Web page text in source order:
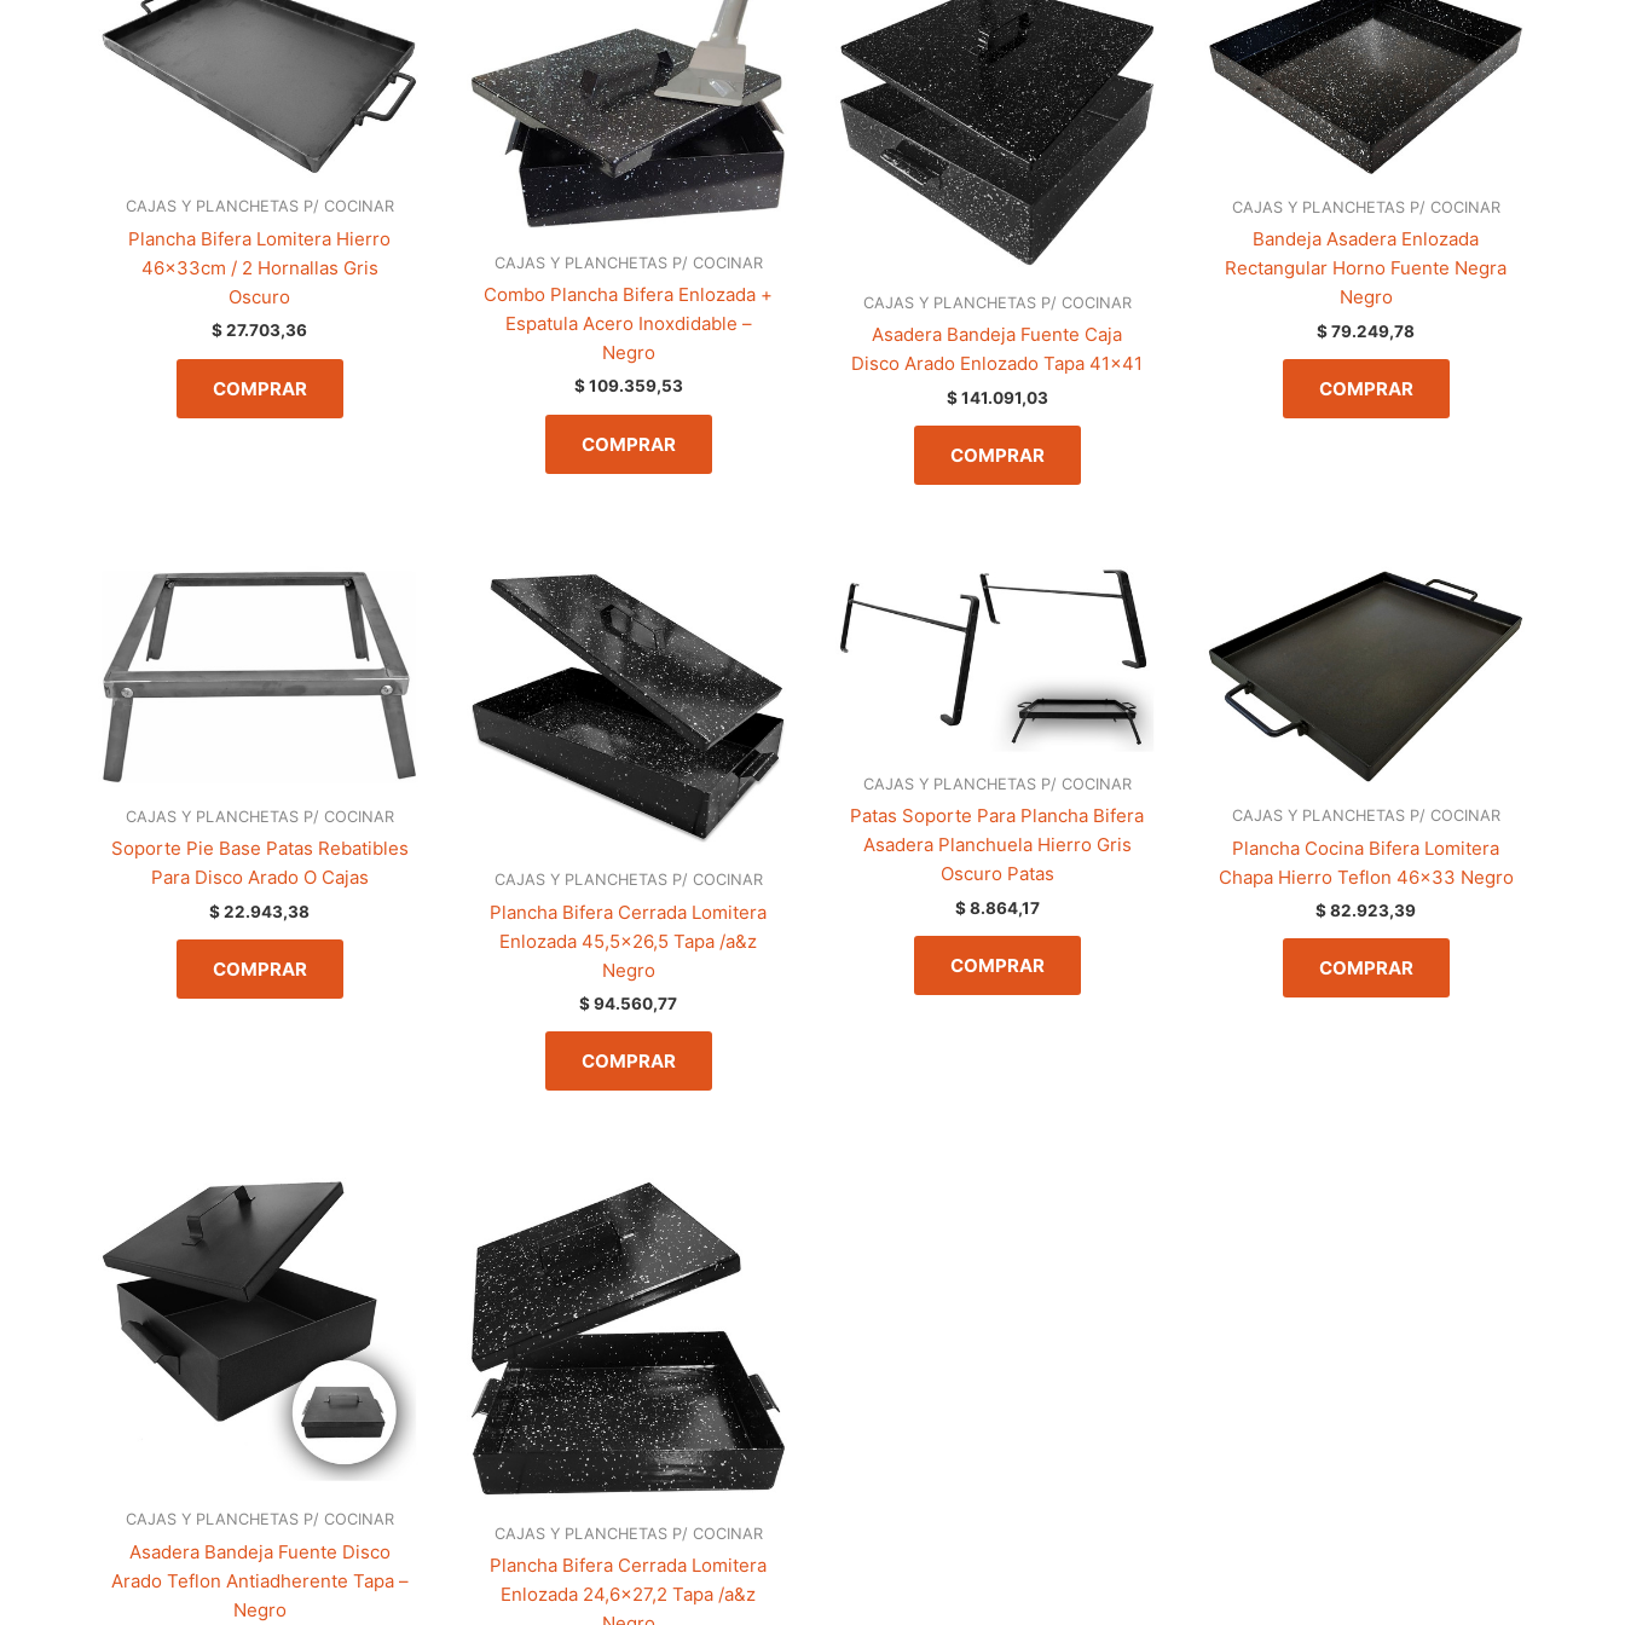
CAJAS Y PLANCHETAS P/ COCINAR
Plancha Bifera Lomitera Hierro
46x33cm / 2 Hornallas Gris
Oscuro
$27.703,36
COMPRAR
CAJAS Y PLANCHETAS P/ COCINAR
Combo Plancha Bifera Enlozada +
Espatula Acero Inoxdidable –
Negro
$109.359,53
COMPRAR
CAJAS Y PLANCHETAS P/ COCINAR
Asadera Bandeja Fuente Caja
Disco Arado Enlozado Tapa 41×41
$141.091,03
COMPRAR
CAJAS Y PLANCHETAS P/ COCINAR
Bandeja Asadera Enlozada
Rectangular Horno Fuente Negra
Negro
$79.249,78
COMPRAR
CAJAS Y PLANCHETAS P/ COCINAR
Soporte Pie Base Patas Rebatibles
Para Disco Arado O Cajas
$22.943,38
COMPRAR
CAJAS Y PLANCHETAS P/ COCINAR
Plancha Bifera Cerrada Lomitera
Enlozada 45,5×26,5 Tapa /a&z
Negro
$94.560,77
COMPRAR
CAJAS Y PLANCHETAS P/ COCINAR
Patas Soporte Para Plancha Bifera
Asadera Planchuela Hierro Gris
Oscuro Patas
$8.864,17
COMPRAR
CAJAS Y PLANCHETAS P/ COCINAR
Plancha Cocina Bifera Lomitera
Chapa Hierro Teflon 46×33 Negro
$82.923,39
COMPRAR
CAJAS Y PLANCHETAS P/ COCINAR
Asadera Bandeja Fuente Disco
Arado Teflon Antiadherente Tapa –
Negro
CAJAS Y PLANCHETAS P/ COCINAR
Plancha Bifera Cerrada Lomitera
Enlozada 24,6×27,2 Tapa /a&z